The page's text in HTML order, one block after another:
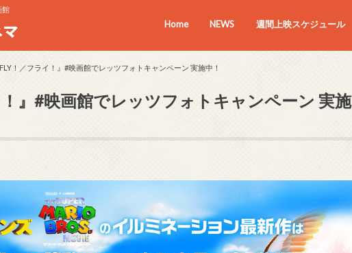
館
Home NEWS 週間上映スケジュール
FLY！／フライ！』#映画館でレッツフォトキャンペーン 実施中！
！』#映画館でレッツフォトキャンペーン 実施